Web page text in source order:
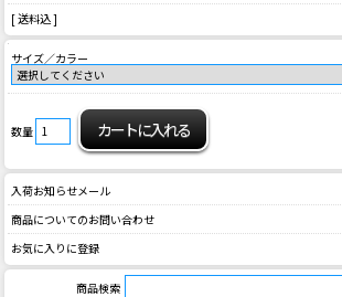
[ 送料込 ]
サイズ／カラー
数量
入荷お知らせメール
商品についてのお問い合わせ
お気に入りに登録
商品検索